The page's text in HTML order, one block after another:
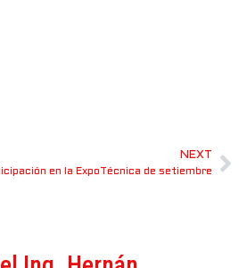
NEXT
en la ExpoTécnica de setiembre